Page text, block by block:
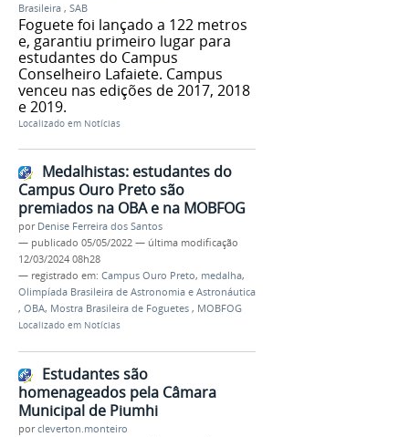
Brasileira , SAB
Foguete foi lançado a 122 metros
e, garantiu primeiro lugar para
estudantes do Campus
Conselheiro Lafaiete. Campus
venceu nas edições de 2017, 2018
e 2019.
Localizado em Notícias
Medalhistas: estudantes do
Campus Ouro Preto são
premiados na OBA e na MOBFOG
por Denise Ferreira dos Santos
— publicado 05/05/2022 — última modificação
12/03/2024 08h28
— registrado em: Campus Ouro Preto, medalha,
Olimpíada Brasileira de Astronomia e Astronáutica
, OBA, Mostra Brasileira de Foguetes , MOBFOG
Localizado em Notícias
Estudantes são
homenageados pela Câmara
Municipal de Piumhi
porcleverton.monteiro